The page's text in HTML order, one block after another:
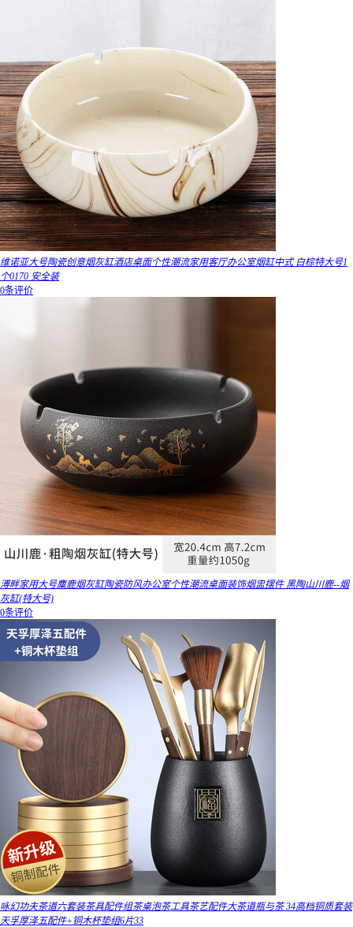
维诺亚大号陶瓷创意烟灰缸酒店桌面个性潮流家用客厅办公室烟缸中式 白棕特大号1
个0170 安全装
0条评价
溥畔家用大号麋鹿烟灰缸陶瓷防风办公室个性潮流桌面装饰烟盅摆件 黑陶山川鹿--烟
灰缸(特大号)
0条评价
咏幻功夫茶道六套装茶具配件组茶桌泡茶工具茶艺配件大茶道瓶与茶 34高档铜质套装
天孚厚泽五配件+铜木杯垫组6片33